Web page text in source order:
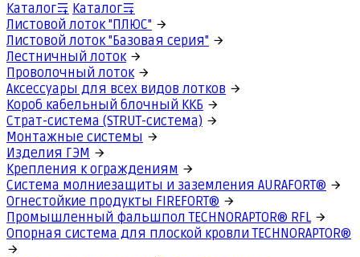
Каталог
Каталог
Листовой лоток "ПЛЮС"
Листовой лоток "Базовая серия"
Лестничный лоток
Проволочный лоток
Аксессуары для всех видов лотков
Короб кабельный блочный ККБ
Страт-система (STRUT-система)
Монтажные системы
Изделия ГЭМ
Крепления к ограждениям
Система молниезащиты и заземления AURAFORT®
Огнестойкие продукты FIREFORT®
Промышленный фальшпол TECHNORAPTOR® RFL
Опорная система для плоской кровли TECHNORAPTOR®